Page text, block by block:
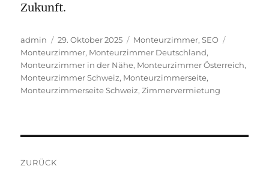
Zukunft.
Autor
admin
Veröffentlicht
am
29. Oktober 2025 Kategorien
Monteurzimmer,SEO
Monteurzimmer, Monteurzimmer Deutschland,
Monteurzimmer in der Nähe, Monteurzimmer Österreich,
Monteurzimmer Schweiz, Monteurzimmerseite,
Monteurzimmerseite Schweiz,Zimmervermietung
ZURÜCK